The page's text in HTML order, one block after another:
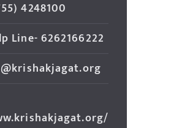
4248100
Line- 6262166222